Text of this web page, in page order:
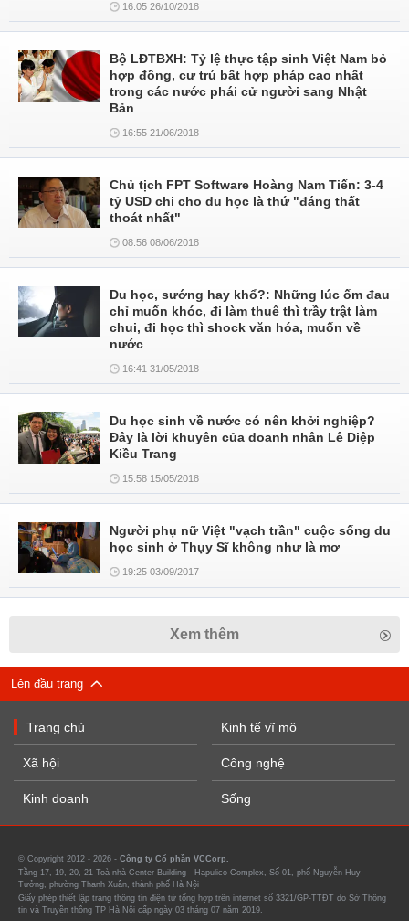
16:05 26/10/2018
Bộ LĐTBXH: Tỷ lệ thực tập sinh Việt Nam bỏ
hợp đồng, cư trú bất hợp pháp cao nhất
trong các nước phái cử người sang Nhật
Bản
16:55 21/06/2018
Chủ tịch FPT Software Hoàng Nam Tiến: 3-4
tỷ USD chi cho du học là thứ "đáng thất
thoát nhất"
08:56 08/06/2018
Du học, sướng hay khổ?: Những lúc ốm đau
chỉ muốn khóc, đi làm thuê thì trầy trật làm
chui, đi học thì shock văn hóa, muốn về
nước
16:41 31/05/2018
Du học sinh về nước có nên khởi nghiệp?
Đây là lời khuyên của doanh nhân Lê Diệp
Kiều Trang
15:58 15/05/2018
Người phụ nữ Việt "vạch trần" cuộc sống du
học sinh ở Thụy Sĩ không như là mơ
19:25 03/09/2017
Xem thêm
Lên đầu trang
Trang chủ
Xã hội
Kinh doanh
Kinh tế vĩ mô
Công nghệ
Sống
© Copyright 2012 - 2026 - Công ty Cổ phần VCCorp.
Tầng 17, 19, 20, 21 Toà nhà Center Building - Hapulico Complex, Số 01, phố Nguyễn Huy
Tưởng, phường Thanh Xuân, thành phố Hà Nội
Giấy phép thiết lập trang thông tin điện tử tổng hợp trên internet số 3321/GP-TTĐT do Sở Thông
tin và Truyền thông TP Hà Nội cấp ngày 03 tháng 07 năm 2019.